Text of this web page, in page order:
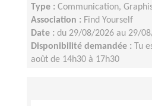
Type : Communication,
Association : Find Yourself
Date : du 29/08/2026 au 29/
Disponibilité demandée :
Tu
août de 14h30 à 17h30